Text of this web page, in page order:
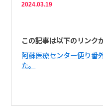
2024.03.19
この記事は以下のリンク
阿蘇医療センター便り番
た。